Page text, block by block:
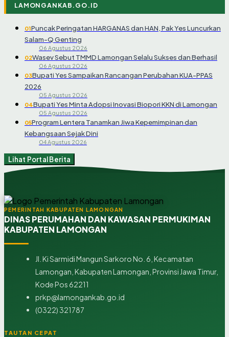
LAMONGANKAB.GO.ID
01Puncak Peringatan HARGANAS dan HAN, Pak Yes Luncurkan
Salam-Q Genting
06 Agustus 2026
02Wasev Sebut TMMD Lamongan Selalu Sukses dan Berhasil
06 Agustus 2026
03Bupati Yes Sampaikan Rancangan Perubahan KUA-PPAS
2026
05 Agustus 2026
04Bupati Yes Minta Adopsi Inovasi Biopori KKN di Lamongan
05 Agustus 2026
05Program Lentera Tanamkan Jiwa Kepemimpinan dan
Kebangsaan Sejak Dini
04 Agustus 2026
Lihat Portal Berita
PEMERINTAH KABUPATEN LAMONGAN
DINAS PERUMAHAN DAN KAWASAN PERMUKIMAN
KABUPATEN LAMONGAN
Jl. Ki Sarmidi Mangun Sarkoro No. 6, Kecamatan
Lamongan, Kabupaten Lamongan, Provinsi Jawa Timur,
Kode Pos 62211
prkp@lamongankab.go.id
(0322) 321787
TAUTAN CEPAT